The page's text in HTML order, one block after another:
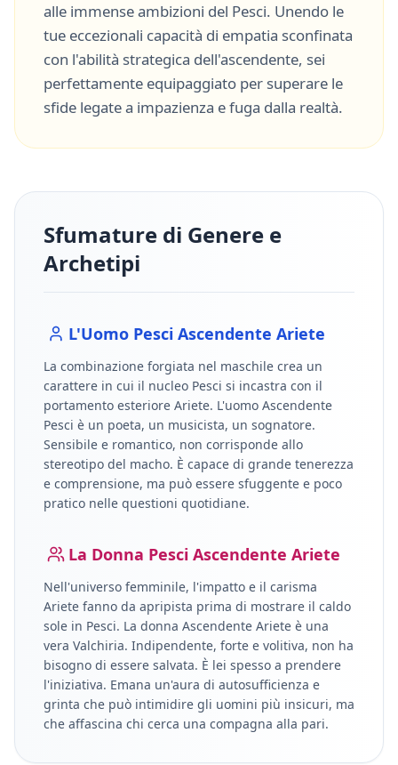
alle immense ambizioni del Pesci. Unendo le
tue eccezionali capacità di empatia sconfinata
con l'abilità strategica dell'ascendente, sei
perfettamente equipaggiato per superare le
sfide legate a impazienza efuga dalla realtà.
Sfumature di Genere e
Archetipi
L'Uomo Pesci Ascendente Ariete
La combinazione forgiata nel maschile crea un
carattere in cui il nucleo Pesci si incastra con il
portamento esteriore Ariete. L'uomo Ascendente
Pesci è un poeta, un musicista, un sognatore.
Sensibile e romantico, non corrisponde allo
stereotipo del macho. È capace di grande tenerezza
e comprensione, ma può essere sfuggente e poco
pratico nelle questioni quotidiane.
La Donna Pesci Ascendente Ariete
Nell'universo femminile, l'impatto e il carisma
Ariete fanno da apripista prima di mostrare il caldo
sole in Pesci. La donna Ascendente Ariete è una
vera Valchiria. Indipendente, forte e volitiva, non ha
bisogno di essere salvata. È lei spesso a prendere
l'iniziativa. Emana un'aura di autosufficienza e
grinta che può intimidire gli uomini più insicuri, ma
che affascina chi cerca una compagna alla pari.